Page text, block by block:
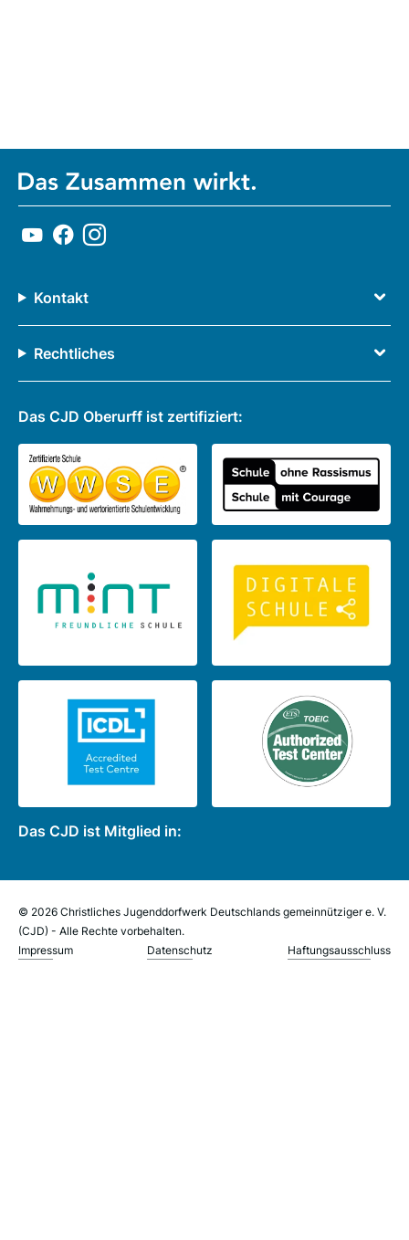
Kontakt
Rechtliches
Das CJD Oberurff ist zertifiziert:
Das CJD ist Mitglied in:
© 2026 Christliches Jugenddorfwerk Deutschlands gemeinnütziger e. V.
(CJD) - Alle Rechte vorbehalten.
Impressum
Datenschutz Haftungsausschluss